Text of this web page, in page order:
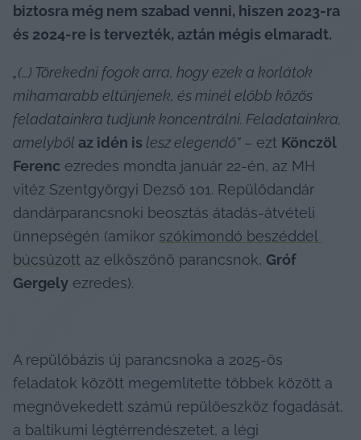
biztosra még nem szabad venni, hiszen 2023-ra
és 2024-re is tervezték, aztán mégis elmaradt.
„(…) Törekedni fogok arra, hogy ezek a korlátok
mihamarabb eltűnjenek, és minél előbb közös
feladatainkra tudjunk koncentrálni. Feladatainkra,
amelyből az idén is lesz elegendő” – ezt Könczöl
Ferenc ezredes mondta január 22-én, az MH
vitéz Szentgyörgyi Dezső 101. Repülődandár
dandárparancsnoki beosztás átadás-átvételi
ünnepségén (amikor szókimondó beszéddel
búcsúzott az elköszönő parancsnok, Gróf
Gergely ezredes).
A repülőbázis új parancsnoka a 2025-ös
feladatok között megemlítette többek között a
megnövekedett számú repülőeszköz fogadását,
a baltikumi légtérrendészetet, a légi